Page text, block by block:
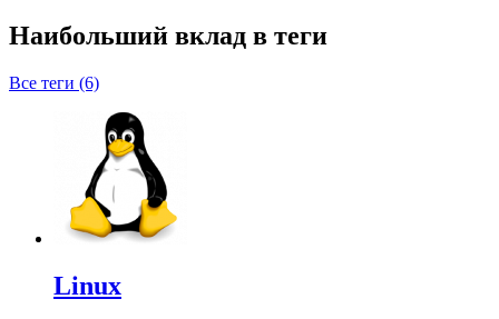
Наибольший вклад в теги
Все теги (6)
Linux